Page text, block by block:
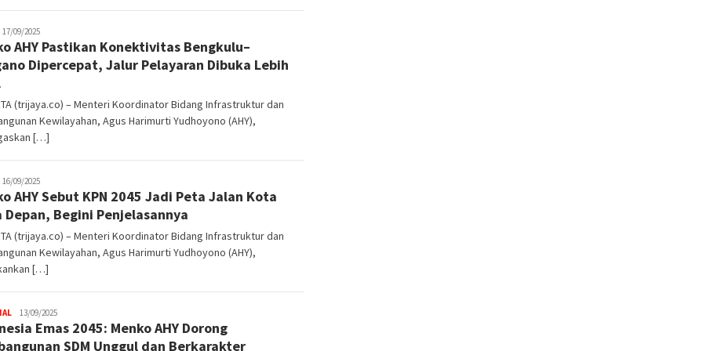
Trijaya
17/09/2025
AHY Pastikan Konektivitas Bengkulu–
Dipercepat, Jalur Pelayaran Dibuka Lebih
(trijaya.co) – Menteri Koordinator Bidang Infrastruktur dan
Kewilayahan, Agus Harimurti Yudhoyono (AHY),
[…]
Trijaya
16/09/2025
AHY Sebut KPN 2045 Jadi Peta Jalan Kota
Depan, Begini Penjelasannya
(trijaya.co) – Menteri Koordinator Bidang Infrastruktur dan
Kewilayahan, Agus Harimurti Yudhoyono (AHY),
[…]
Trijaya
.co
13/09/2025
Emas 2045: Menko AHY Dorong
SDM Unggul dan Berkarakter